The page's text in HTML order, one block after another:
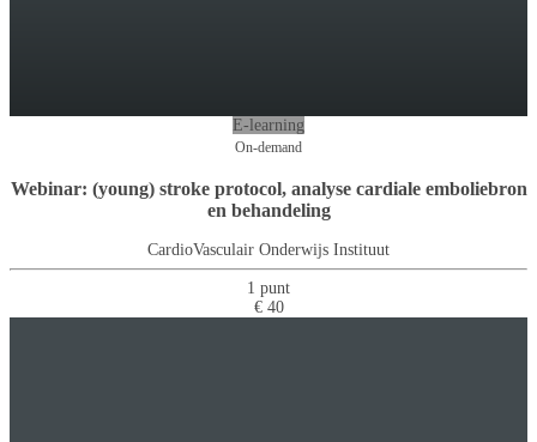
E-learning
On-demand
Webinar: (young) stroke protocol, analyse cardiale emboliebron
en behandeling
CardioVasculair Onderwijs Instituut
1 punt
€ 40